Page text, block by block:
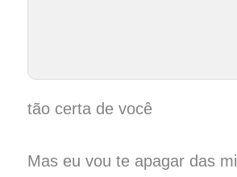
tão certa de você
Mas eu vou te apagar das